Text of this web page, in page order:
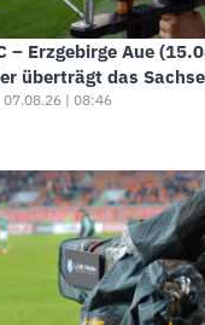
– Erzgebirge Aue
überträgt das
07.08.26 | 08:46